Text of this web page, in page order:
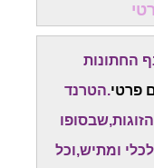
החתונות
פרטי.הטרנד
ומתיש,וכל